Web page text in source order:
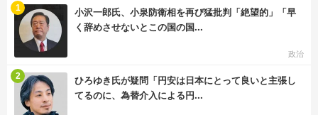
小沢一郎氏、小泉防衛相を再び猛批判「絶望的」「早
く辞めさせないとこの国の国...
政治
1
ひろゆき氏が疑問「円安は日本にとって良いと主張し
てるのに、為替介入による円...
2